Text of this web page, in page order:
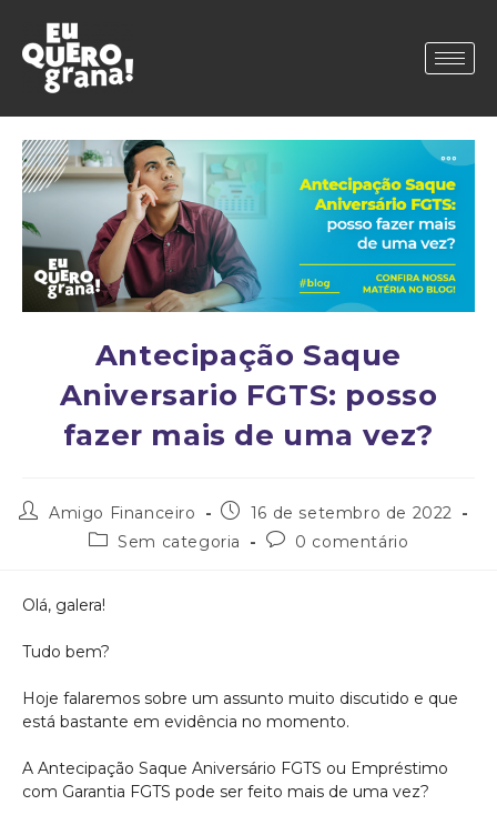
Antecipação Saque
Aniversario FGTS: posso
fazer mais de uma vez?
Amigo Financeiro
16 de setembro de 2022
Sem categoria
0 comentário
Olá, galera!
Tudo bem?
Hoje falaremos sobre um assunto muito discutido e que
está bastante em evidência no momento.
A Antecipação Saque Aniversário FGTS ou Empréstimo
com Garantia FGTS pode ser feito mais de uma vez?